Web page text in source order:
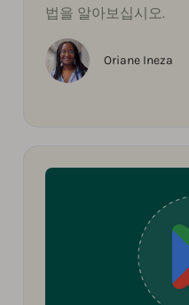
법을 알아보십시오.
Oriane Ineza